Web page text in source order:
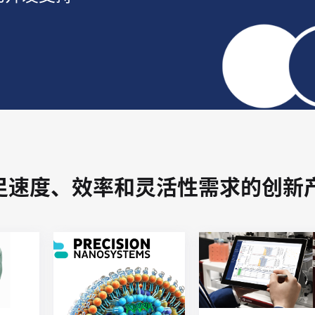
速度、效率和灵活性需求的创新